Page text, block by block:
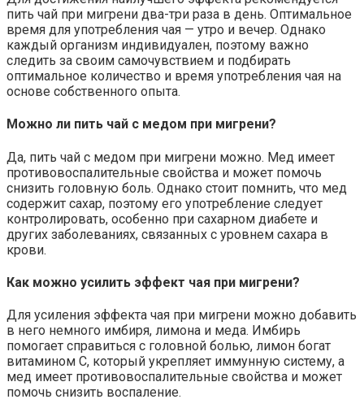
пить чай при мигрени два-три раза в день. Оптимальное
время для употребления чая — утро и вечер. Однако
каждый организм индивидуален, поэтому важно
следить за своим самочувствием и подбирать
оптимальное количество и время употребления чая на
основе собственного опыта.
Можно ли пить чай с медом при мигрени?
Да, пить чай с медом при мигрени можно. Мед имеет
противовоспалительные свойства и может помочь
снизить головную боль. Однако стоит помнить, что мед
содержит сахар, поэтому его употребление следует
контролировать, особенно при сахарном диабете и
других заболеваниях, связанных с уровнем сахара в
крови.
Как можно усилить эффект чая при мигрени?
Для усиления эффекта чая при мигрени можно добавить
в него немного имбиря, лимона и меда. Имбирь
помогает справиться с головной болью, лимон богат
витамином C, который укрепляет иммунную систему, а
мед имеет противовоспалительные свойства и может
помочь снизить воспаление.